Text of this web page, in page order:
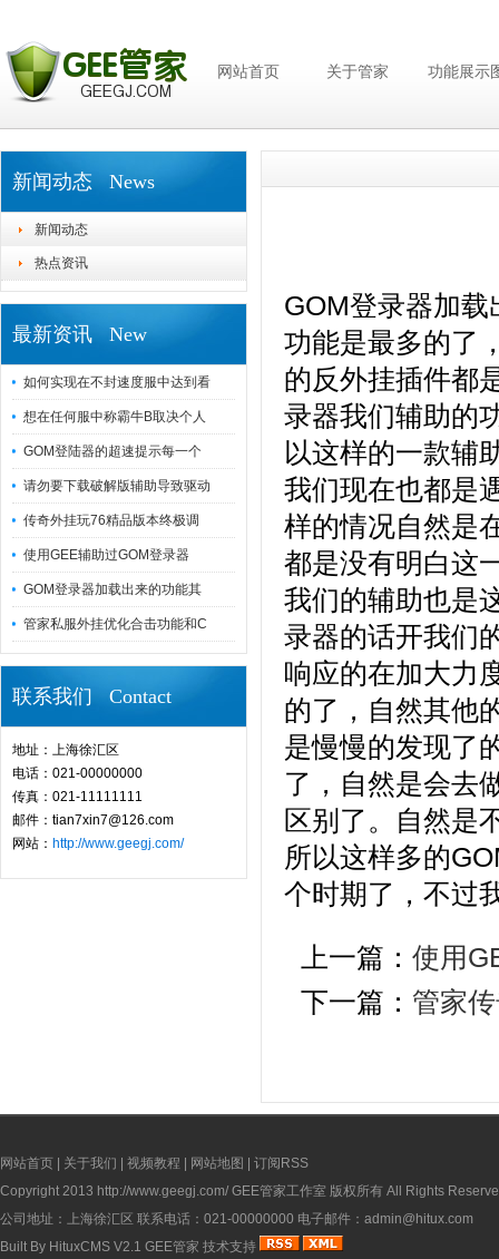
网站首页 关于管家 功能展示
新闻动态 News
新闻动态
热点资讯
最新资讯 New
如何实现在不封速度服中达到看
想在任何服中称霸牛B取决个人
GOM登陆器的超速提示每一个
请勿要下载破解版辅助导致驱动
传奇外挂玩76精品版本终极调
使用GEE辅助过GOM登录器
GOM登录器加载出来的功能其
管家私服外挂优化合击功能和C
联系我们 Contact
地址：上海徐汇区
电话：021-00000000
传真：021-11111111
邮件：tian7xin7@126.com
网站： http://www.geegj.com/
GOM登录器加
功能是最多的了
的反外挂插件都
录器我们辅助的
以这样的一款辅
我们现在也都是
样的情况自然是
都是没有明白这
我们的辅助也是
录器的话开我们
响应的在加大力
的了，自然其他
是慢慢的发现了
了，自然是会去
区别了。自然是
所以这样多的
个时期了，不过
上一篇： 使用
下一篇： 管家
网站首页 关于我们 视频教程 网站地图
订阅RSS
Copyright 2013 http://www.geegj.com/ GEE管家工作室 版权所有 All Rights
公司地址：上海徐汇区 联系电话：021-00000000 电子邮件：admin@hitux.com
Built By HituxCMS V2.1 GEE管家 技术支持